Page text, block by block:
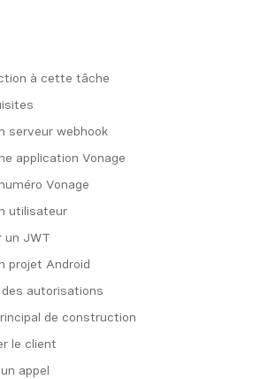
à cette tâche
serveur webhook
application Vonage
Vonage
utilisateur
un JWT
projet Android
autorisations
de construction
le client
appel